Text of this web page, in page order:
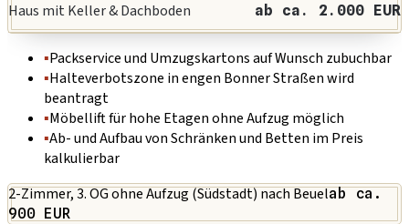
Haus mit Keller & Dachboden ab ca. 2.000 EUR
▪Packservice und Umzugskartons auf Wunsch zubuchbar
▪Halteverbotszone in engen Bonner Straßen wird
beantragt
▪Möbellift für hohe Etagen ohne Aufzug möglich
▪Ab- und Aufbau von Schränken und Betten im Preis
kalkulierbar
2-Zimmer, 3. OG ohne Aufzug (Südstadt) nach Beuelab ca.
900 EUR